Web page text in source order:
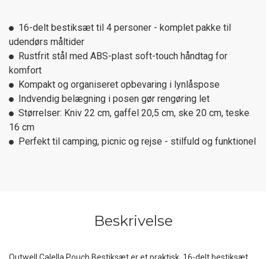
16-delt bestiksæt til 4 personer - komplet pakke til
udendørs måltider
Rustfrit stål med ABS-plast soft-touch håndtag for
komfort
Kompakt og organiseret opbevaring i lynlåspose
Indvendig belægning i posen gør rengøring let
Størrelser: Kniv 22 cm, gaffel 20,5 cm, ske 20 cm, teske
16 cm
Perfekt til camping, picnic og rejse - stilfuld og funktionel
Beskrivelse